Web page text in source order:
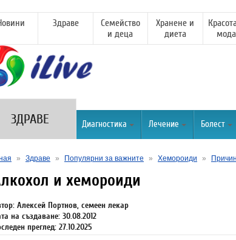
Здраве
Семейство
и деца
Хранене и
диета
ЗДРАВЕ Диагностика Лечение Болест
» Здраве » Популярни за важните » Хемороиди »
и хемороиди
Алексей Портнов, семеен лекар
на създаване: 30.08.2012
преглед: 27.10.2025